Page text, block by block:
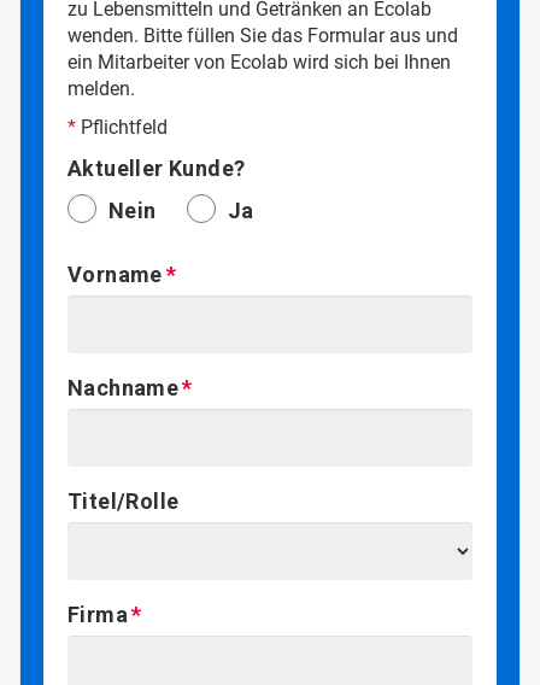
zu Lebensmitteln und Getränken an Ecolab
wenden. Bitte füllen Sie das Formular aus und
ein Mitarbeiter von Ecolab wird sich bei Ihnen
melden.
* Pflichtfeld
Aktueller Kunde?
Nein
Ja
Vorname
Nachname
Titel/Rolle
Firma